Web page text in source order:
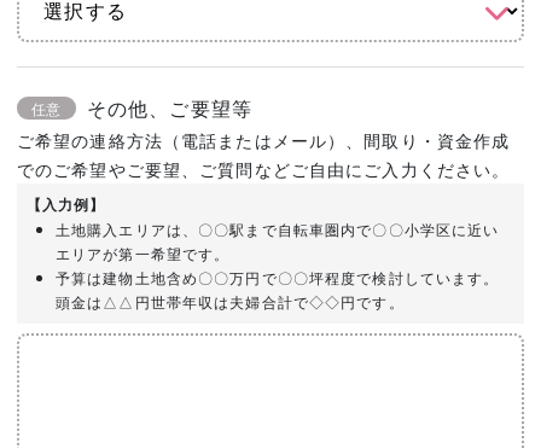
任意 その他、ご要望等
ご希望の連絡方法（電話またはメール）、間取り・資金作成
でのご希望やご要望、ご質問などご自由にご入力ください。
【入力例】
土地購入エリアは、〇〇駅まで自転車圏内で〇〇小学区に近い
エリアが第一希望です。
予算は建物土地含め〇〇万円で〇〇坪程度で検討しています。
頭金は△△円世帯年収は夫婦合計で◇◇円です。